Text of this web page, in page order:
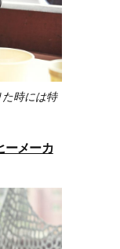
時には特
ーメーカ